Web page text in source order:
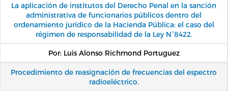
La aplicación de institutos del Derecho Penal en la sanción
administrativa de funcionarios públicos dentro del
ordenamiento jurídico de la Hacienda Pública: el caso del
régimen de responsabilidad de la Ley N°8422.
Por: Luis Alonso Richmond Portuguez
Procedimiento de reasignación de frecuencias del espectro
radioeléctrico.